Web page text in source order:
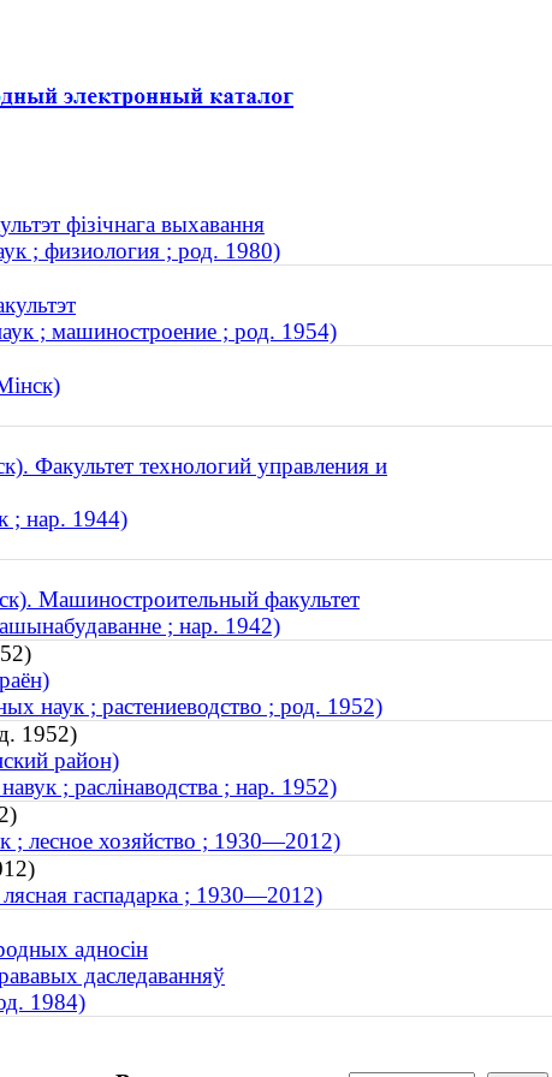
фізічнага выхавання
; физиология ; род. 1980)
; машиностроение ; род. 1954)
Факультет технологий управления и
; нар. 1944)
Машиностроительный факультет
; нар. 1942)
наук ; растениеводство ; род. 1952)
1952)
район)
; раслінаводства ; нар. 1952)
; лесное хозяйство ; 1930—2012)
гаспадарка ; 1930—2012)
адносін
даследаванняў
1984)